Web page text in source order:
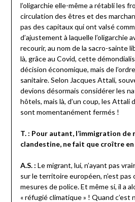
l’oligarchie elle-même a rétabli les
circulation des êtres et des
pas des capitaux qui ont valsé
d’ajustement à laquelle l’oligarchie
recourir, au nom de la sacro-sainte
là, grâce au Covid, cette
décision économique, mais de
sanitaire. Selon Jacques Attali,
devions désormais considérer les
hôtels, mais là, d’un coup, les
sont momentanément fermés !
T. : Pour autant, l’immigration de
clandestine, ne fait que croître en
A.S. : Le migrant, lui, n’ayant pas
sur le territoire européen, n’est pas
mesures de police. Et même si, il a
« réfugié climatique » ! Quand c’est